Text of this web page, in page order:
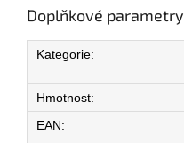
Doplňkové parametry
Kategorie:
Hmotnost:
EAN: